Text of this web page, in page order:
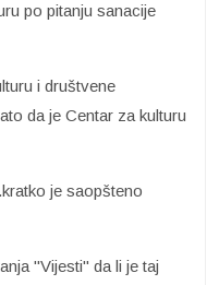
po pitanju sanacije
i društvene
da je Centar za kulturu
je saopšteno
"Vijesti" da li je taj